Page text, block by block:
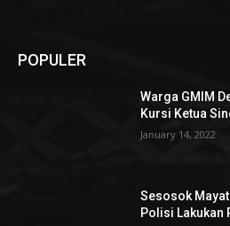
POPULER
Warga GMIM
Kursi Ketua
January 14, 2022
Sesosok
Polisi Lakukan